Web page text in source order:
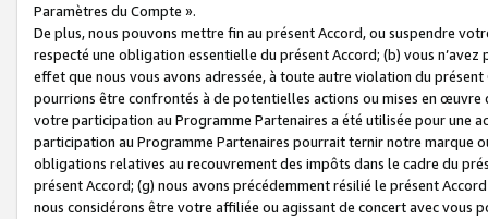
Paramètres du Compte ».
De plus, nous pouvons mettre fin au présent Accord, ou suspendre
respecté une obligation essentielle du présent Accord; (b) vous
effet que nous vous avons adressée, à toute autre violation du
pourrions être confrontés à de potentielles actions ou mises en
votre participation au Programme Partenaires a été utilisée pour une
participation au Programme Partenaires pourrait ternir notre marque
obligations relatives au recouvrement des impôts dans le cadre du
présent Accord; (g) nous avons précédemment résilié le présent
nous considérons être votre affiliée ou agissant de concert avec vous